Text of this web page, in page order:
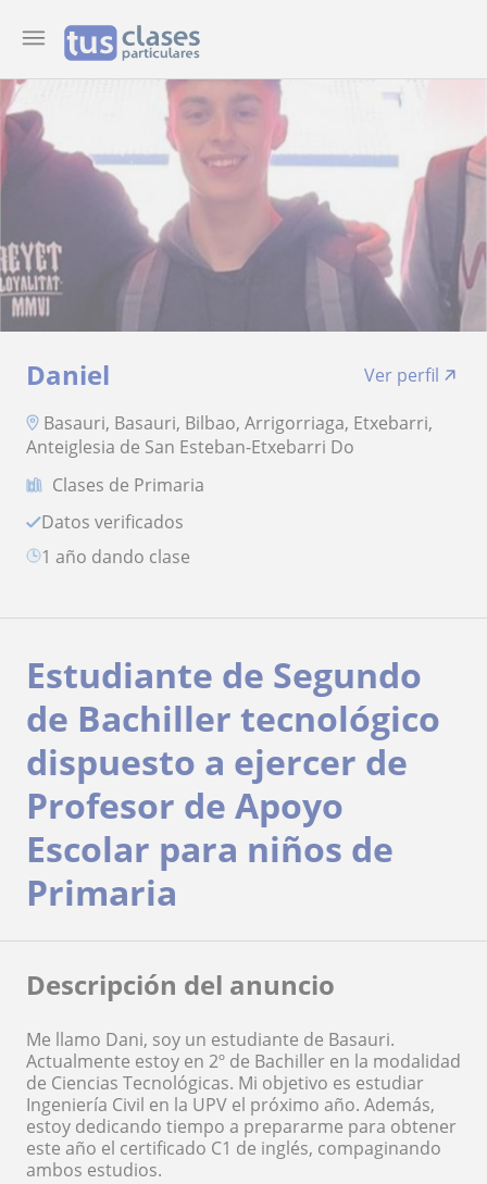
Daniel
Ver perfil
Basauri, Basauri, Bilbao, Arrigorriaga, Etxebarri,
Anteiglesia de San Esteban-Etxebarri Do
Clases de Primaria
Datos verificados
1 año dando clase
Estudiante de Segundo
de Bachiller tecnológico
dispuesto a ejercer de
Profesor de Apoyo
Escolar para niños de
Primaria
Descripción del anuncio
Me llamo Dani, soy un estudiante de Basauri.
Actualmente estoy en 2º de Bachiller en la modalidad
de Ciencias Tecnológicas. Mi objetivo es estudiar
Ingeniería Civil en la UPV el próximo año. Además,
estoy dedicando tiempo a prepararme para obtener
este año el certificado C1 de inglés, compaginando
ambos estudios.